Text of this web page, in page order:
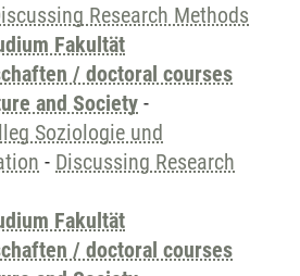
Research Methods
Fakultät
/ doctoral courses
and Society -
Soziologie und
- Discussing Research
Fakultät
/ doctoral courses